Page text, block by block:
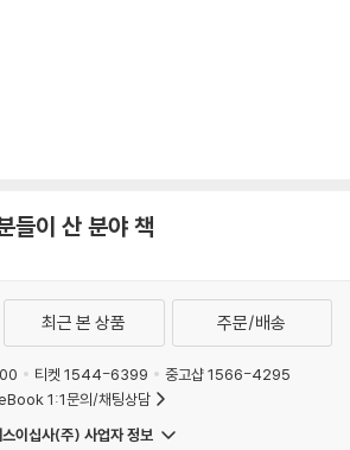
자원이 필요했다. 자원을 확보하기 위해서는
리고 태평양을 점령해야 했다. 마지막으로 이 목
고, 전쟁을 멈추기 위해서가 아니라 ‘유지’하거
을 시작했다. 그 종착역은 필연적 죽음이었으므
본은 죽음을 짝사랑하기 시작한다. 옥쇄, 반자이
」중에서
운명을 맡기게 되었는가. 수십 년 전으로 되돌
도 비겁하지는 않았다. 그들은 자신이 아니라
. 나는 이 죽음의 정념이 철학적으로 문제가 있
정할 수 없다. 그런데 1940년대의 일본제국은
신 전후의 사무라이들, 군국주의로 치닫던 시기
계전쟁을 꿈꾼 이시와라 간지와 군부가 앞장선
을 잇는 한국의 유신, 더 적나라하게 이야기해
’의 한국판이었다. 가난한 농민의 자제들인 사
실을 전해 듣고 새로운 일본의 장래를 추궁(당)
투적으로 진행된 산업 발전은 가까이는 만주국
해 일본 국민 전체를 인질로 삼아 위기에 이르
죽어서라도 천황과 일본 국토를 지킨다는 ‘1억
고 했고, 그 1억 명에는 식민지 조선의 백성들도
의 유신 역시 폭주해 국민 살해의 임계점에 도달
들이 산 분야 책
최근 본 상품 주문/배송
티켓 1544-6399
중고샵 1566-4295
1:1문의/채팅상담
이십사(주) 사업자 정보